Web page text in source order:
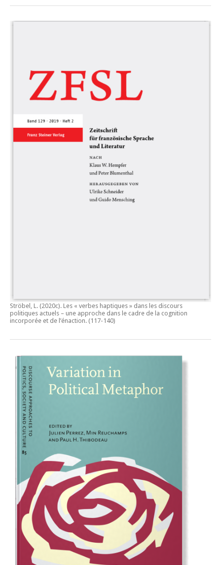
Ströbel, L. (2020c). Les « verbes haptiques » dans les discours
politiques actuels – une approche dans le cadre de la cognition
incorporée et de l’énaction. (117-140)